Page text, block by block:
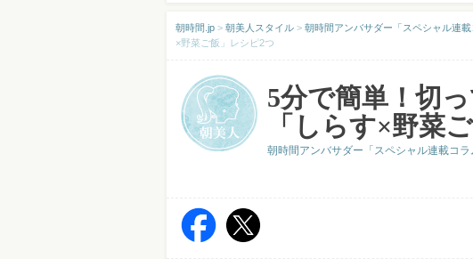
朝時間.jp > 朝美人スタイル > 朝時間アンバサダー「スペシャル連載
×野菜ご飯」レシピ2つ
5分で簡単！切
「しらす×野菜
朝時間アンバサダー「スペシャル連載コラ